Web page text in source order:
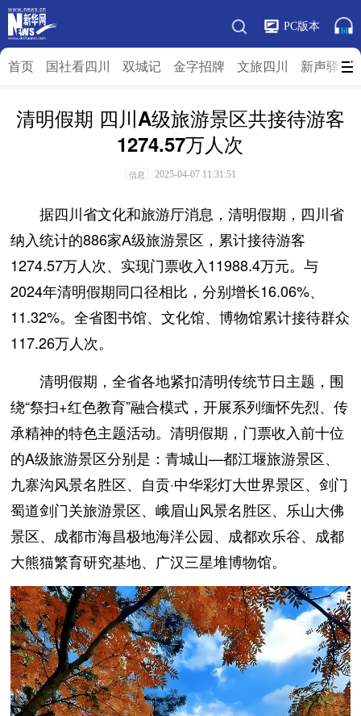
PC版本
首页 国社看四川 双城记 金字招牌 文旅四川 新声驿站
清明假期 四川A级旅游景区共接待游客
1274.57万人次
信息 2025-04-07 11:31:51
据四川省文化和旅游厅消息，清明假期，四川省
纳入统计的886家A级旅游景区，累计接待游客
1274.57万人次、实现门票收入11988.4万元。与
2024年清明假期同口径相比，分别增长16.06%、
11.32%。全省图书馆、文化馆、博物馆累计接待群众
117.26万人次。
清明假期，全省各地紧扣清明传统节日主题，围
绕“祭扫+红色教育”融合模式，开展系列缅怀先烈、传
承精神的特色主题活动。清明假期，门票收入前十位
的A级旅游景区分别是：青城山—都江堰旅游景区、
九寨沟风景名胜区、自贡·中华彩灯大世界景区、剑门
蜀道剑门关旅游景区、峨眉山风景名胜区、乐山大佛
景区、成都市海昌极地海洋公园、成都欢乐谷、成都
大熊猫繁育研究基地、广汉三星堆博物馆。